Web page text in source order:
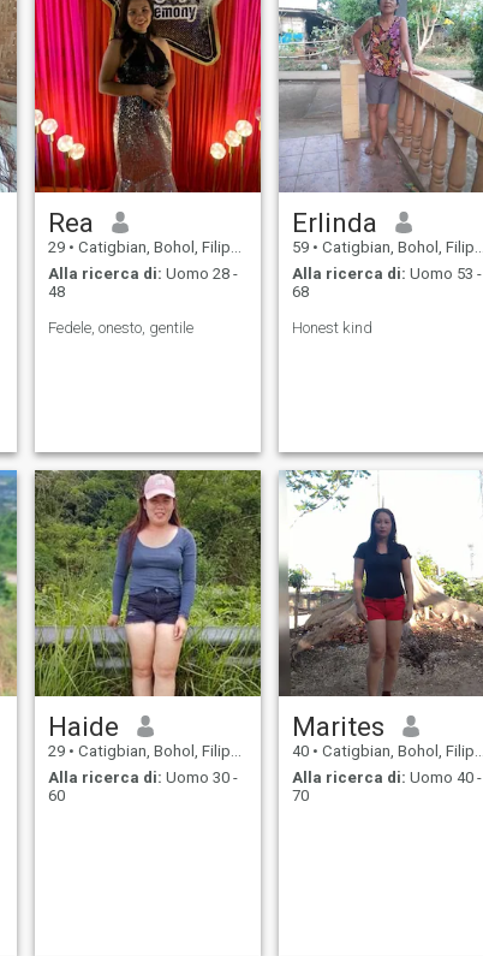
Rea
29 • Catigbian, Bohol, Filippine
Alla ricerca di: Uomo 28 -
48
Fedele, onesto, gentile
Erlinda
59 • Catigbian, Bohol, Filippine
Alla ricerca di: Uomo 53 -
68
Honest kind
Haide
29 • Catigbian, Bohol, Filippine
Alla ricerca di: Uomo 30 -
60
Marites
40 • Catigbian, Bohol, Filippine
Alla ricerca di: Uomo 40 -
70